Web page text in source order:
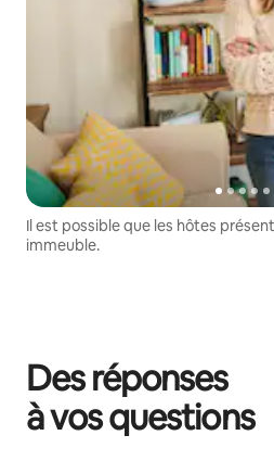
Il est possible que les hôtes
immeuble.
Des réponses
à vos questions